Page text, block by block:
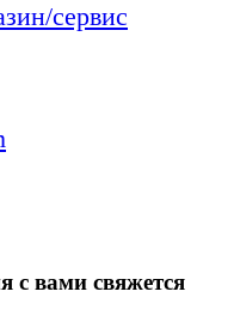
сервис
с вами свяжется